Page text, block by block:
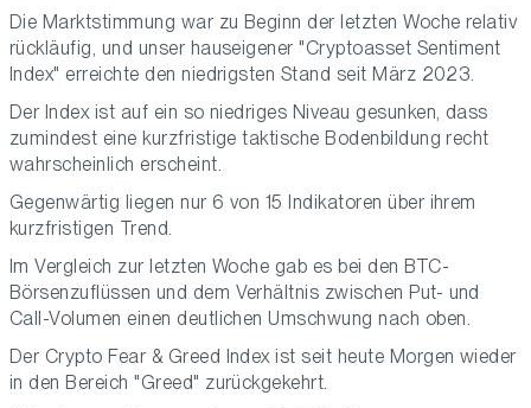
Die Marktstimmung war zu Beginn der letzten Woche relativ
rückläufig, und unser hauseigener "Cryptoasset Sentiment
Index" erreichte den niedrigsten Stand seit März 2023.
Der Index ist auf ein so niedriges Niveau gesunken, dass
zumindest eine kurzfristige taktische Bodenbildung recht
wahrscheinlich erscheint.
Gegenwärtig liegen nur 6 von 15 Indikatoren über ihrem
kurzfristigen Trend.
Im Vergleich zur letzten Woche gab es bei den BTC-
Börsenzuflüssen und dem Verhältnis zwischen Put- und
Call-Volumen einen deutlichen Umschwung nach oben.
Der Crypto Fear & Greed Index ist seit heute Morgen wieder
in den Bereich "Greed" zurückgekehrt.